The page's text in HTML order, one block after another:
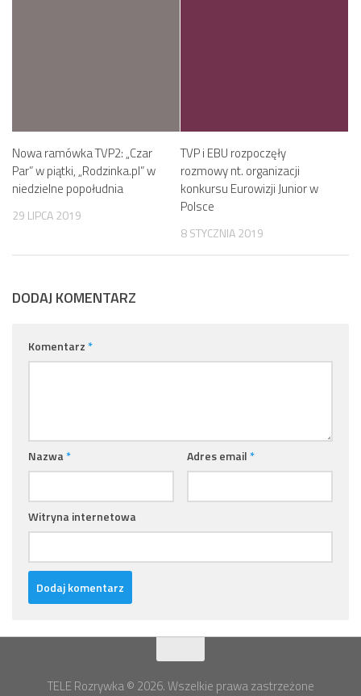
Nowa ramówka TVP2: „Czar
Par” w piątki, „Rodzinka.pl” w
niedzielne popołudnia
29 LIPCA 2019
TVP i EBU rozpoczęły
rozmowy nt. organizacji
konkursu Eurowizji Junior w
Polsce
8 STYCZNIA 2019
DODAJ KOMENTARZ
Komentarz*
Nazwa* Adres email*
Witryna internetowa
TELE Rozrywka © 2026. Wszelkie prawa zastrzeżone